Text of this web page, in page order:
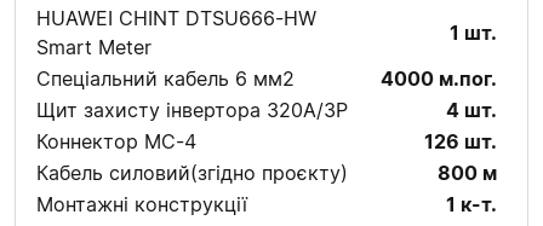
HUAWEI CHINT DTSU666-HW
Smart Meter
1 шт.
Спеціальний кабель 6 мм2
4000 м.пог.
Щит захисту інвертора 320А/3P
4 шт.
Коннектор MC-4
126 шт.
Кабель силовий(згідно проєкту)
800 м
Монтажні конструкції
1 к-т.